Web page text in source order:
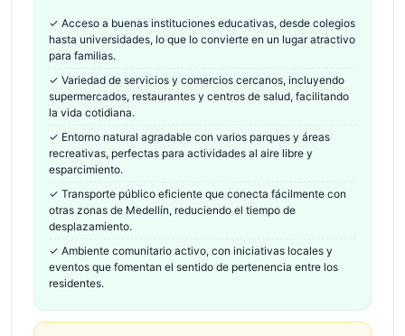
✓ Acceso a buenas instituciones educativas, desde colegios
hasta universidades, lo que lo convierte en un lugar atractivo
para familias.
✓ Variedad de servicios y comercios cercanos, incluyendo
supermercados, restaurantes y centros de salud, facilitando
la vida cotidiana.
✓ Entorno natural agradable con varios parques y áreas
recreativas, perfectas para actividades al aire libre y
esparcimiento.
✓ Transporte público eficiente que conecta fácilmente con
otras zonas de Medellín, reduciendo el tiempo de
desplazamiento.
✓ Ambiente comunitario activo, con iniciativas locales y
eventos que fomentan el sentido de pertenencia entre los
residentes.